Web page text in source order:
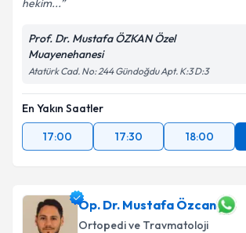
hekim...
Prof. Dr. Mustafa ÖZKAN Özel
Muayenehanesi
Atatürk Cad. No: 244 Gündoğdu Apt. K:3 D:3
En Yakın Saatler
17:00
17:30 18:00
Op. Dr. Mustafa Özcan
Ortopedi ve Travmatoloji